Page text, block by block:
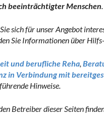
beeinträchtigter Menschen
sich für unser Angebot
Sie Informationen über
und berufliche Reha
in Verbindung mit
Hinweise.
Betreiber dieser Seiten